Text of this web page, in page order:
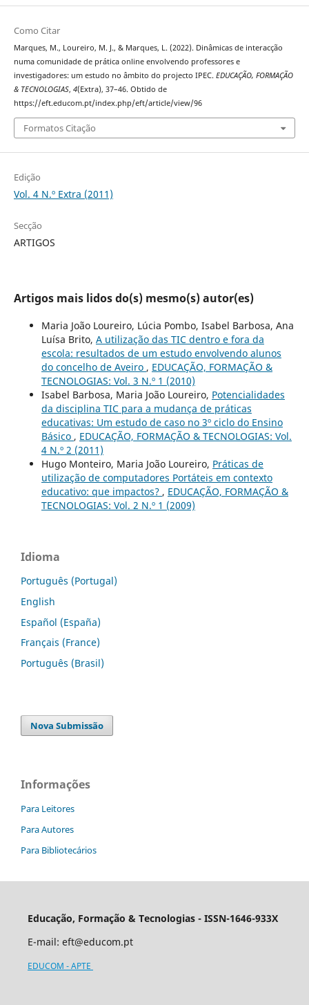
Como Citar
Marques, M., Loureiro, M. J., & Marques, L. (2022). Dinâmicas de interacção
numa comunidade de prática online envolvendo professores e
investigadores: um estudo no âmbito do projecto IPEC. EDUCAÇÃO, FORMAÇÃO
& TECNOLOGIAS, 4(Extra), 37–46. Obtido de
https://eft.educom.pt/index.php/eft/article/view/96
Formatos Citação
Edição
Vol. 4 N.º Extra (2011)
Secção
ARTIGOS
Artigos mais lidos do(s) mesmo(s) autor(es)
Maria João Loureiro, Lúcia Pombo, Isabel Barbosa, Ana
Luísa Brito, A utilização das TIC dentro e fora da
escola: resultados de um estudo envolvendo alunos
do concelho de Aveiro , EDUCAÇÃO, FORMAÇÃO &
TECNOLOGIAS: Vol. 3 N.º 1 (2010)
Isabel Barbosa, Maria João Loureiro, Potencialidades
da disciplina TIC para a mudança de práticas
educativas: Um estudo de caso no 3º ciclo do Ensino
Básico , EDUCAÇÃO, FORMAÇÃO & TECNOLOGIAS: Vol.
4 N.º 2 (2011)
Hugo Monteiro, Maria João Loureiro, Práticas de
utilização de computadores Portáteis em contexto
educativo: que impactos? , EDUCAÇÃO, FORMAÇÃO &
TECNOLOGIAS: Vol. 2 N.º 1 (2009)
Idioma
Português (Portugal)
English
Español (España)
Français (France)
Português (Brasil)
Nova Submissão
Informações
Para Leitores
Para Autores
Para Bibliotecários
Educação, Formação & Tecnologias - ISSN-1646-933X
E-mail: eft@educom.pt
EDUCOM - APTE